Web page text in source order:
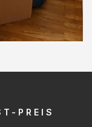
PREIS